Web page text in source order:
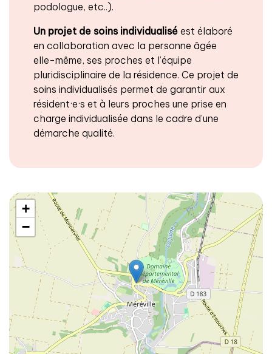
podologue, etc..).
Un projet de soins individualisé est élaboré
en collaboration avec la personne âgée
elle-même, ses proches et l’équipe
pluridisciplinaire de la résidence. Ce projet de
soins individualisés permet de garantir aux
résident·e·s et à leurs proches une prise en
charge individualisée dans le cadre d’une
démarche qualité.
+
−